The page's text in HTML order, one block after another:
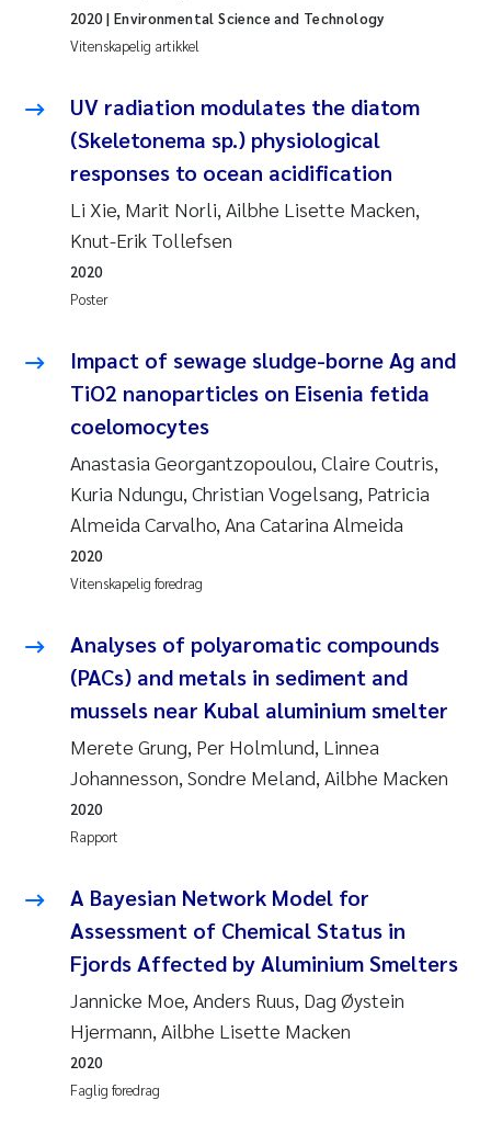
Vitenskapelig artikkel
2020| Environmental Science and Technology
UV radiation modulates the diatom
(Skeletonema sp.) physiological
responses to ocean acidification
Li Xie, Marit Norli, Ailbhe Lisette Macken,
Knut-Erik Tollefsen
Poster
2020
Impact of sewage sludge-borne Ag and
TiO2 nanoparticles on Eisenia fetida
coelomocytes
Anastasia Georgantzopoulou, Claire Coutris,
Kuria Ndungu, Christian Vogelsang, Patricia
Almeida Carvalho, Ana Catarina Almeida
Vitenskapelig foredrag
2020
Analyses of polyaromatic compounds
(PACs) and metals in sediment and
mussels near Kubal aluminium smelter
Merete Grung, Per Holmlund, Linnea
Johannesson, Sondre Meland, Ailbhe Macken
Rapport
2020
A Bayesian Network Model for
Assessment of Chemical Status in
Fjords Affected by Aluminium Smelters
Jannicke Moe, Anders Ruus, Dag Øystein
Hjermann, Ailbhe Lisette Macken
Faglig foredrag
2020